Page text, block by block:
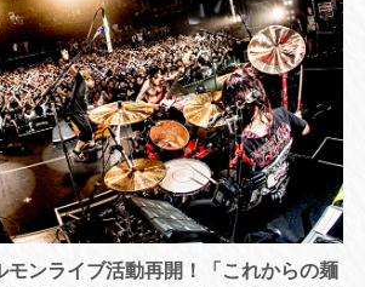
モンライブ活動再開！「これからの麺